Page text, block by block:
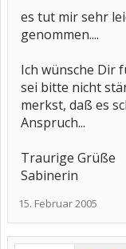
es tut mir sehr
genommen....
Ich wünsche Dir
sei bitte nicht
merkst, daß es
Anspruch...
Traurige Grüße
Sabinerin
15. Februar 2005